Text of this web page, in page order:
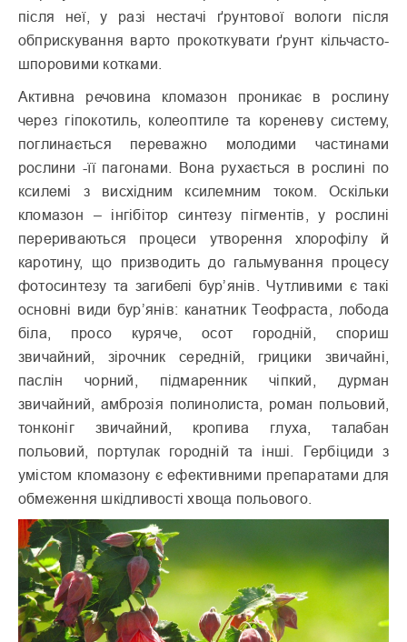
після неї, у разі нестачі ґрунтової вологи після
обприскування варто прокоткувати ґрунт кільчасто-
шпоровими котками.
Активна речовина кломазон проникає в рослину
через гіпокотиль, колеоптиле та кореневу систему,
поглинається переважно молодими частинами
рослини -її пагонами. Вона рухається в рослині по
ксилемі з висхідним ксилемним током. Оскільки
кломазон – інгібітор синтезу пігментів, у рослині
перериваються процеси утворення хлорофілу й
каротину, що призводить до гальмування процесу
фотосинтезу та загибелі бур’янів. Чутливими є такі
основні види бур’янів: канатник Теофраста, лобода
біла, просо куряче, осот городній, спориш
звичайний, зірочник середній, грицики звичайні,
паслін чорний, підмаренник чіпкий, дурман
звичайний, амброзія полинолиста, роман польовий,
тонконіг звичайний, кропива глуха, талабан
польовий, портулак городній та інші. Гербіциди з
умістом кломазону є ефективними препаратами для
обмеження шкідливості хвоща польового.